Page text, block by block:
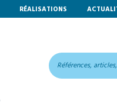
RÉALISATIONS